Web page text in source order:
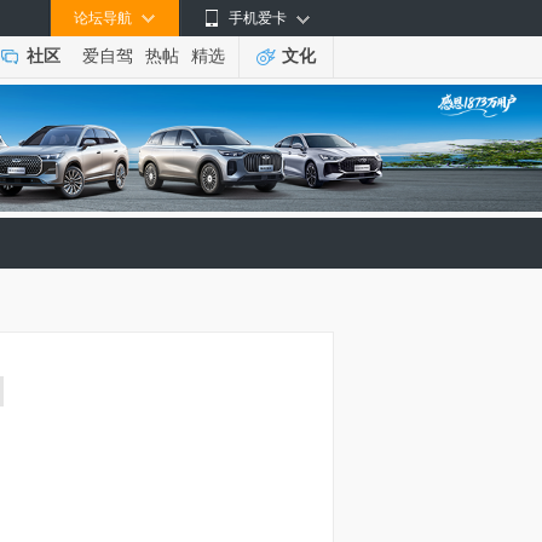
手机爱卡
论坛导航
社区 爱自驾 热帖 精选 文化